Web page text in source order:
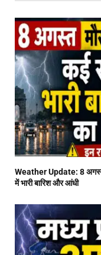
Weather Update: 8
में भारी बारिश और आंधी